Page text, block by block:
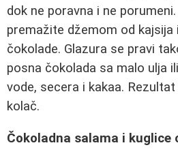
dok ne poravna i ne
premažite džemom od
čokolade. Glazura se pravi
posna čokolada sa malo ulja
vode, secera i kakaa.
kolač.
Čokoladna salama i kuglice